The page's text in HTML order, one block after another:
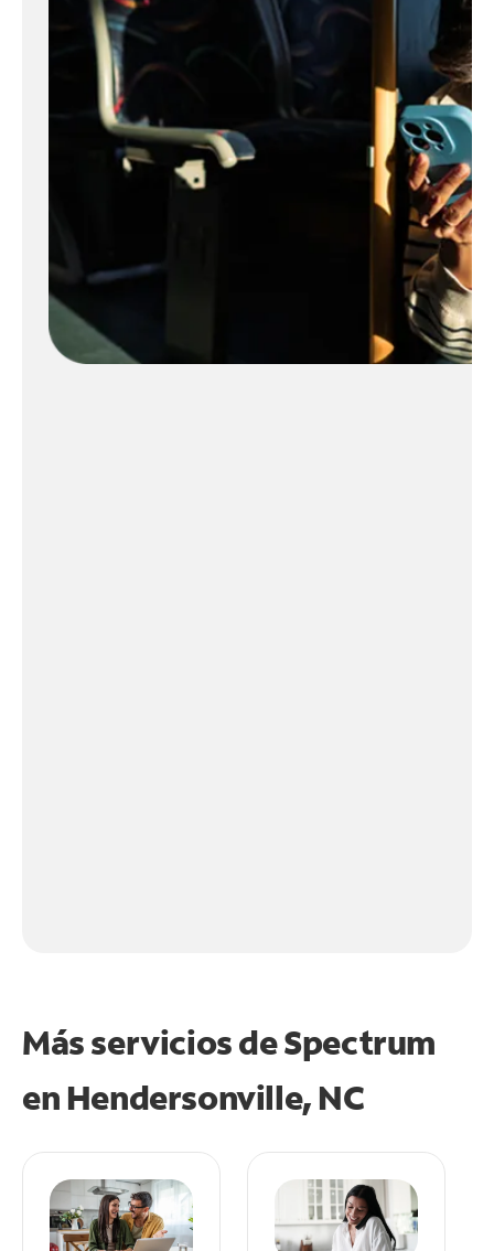
Más servicios de Spectrum
en Hendersonville, NC